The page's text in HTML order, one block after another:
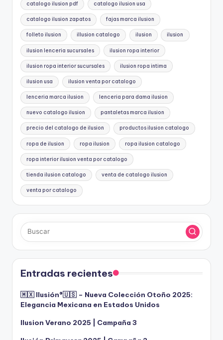
catalogo ilusion pdf catalogo ilusion usa
catalogo ilusion zapatos fajas marca ilusion
folleto ilusion illusion catalogo ilusion ilusion
ilusion lenceria sucursales ilusion ropa interior
ilusion ropa interior sucursales ilusion ropa intima
ilusion usa ilusion venta por catalogo
lenceria marca ilusion lenceria para dama ilusion
nuevo catalogo ilusion pantaletas marca ilusion
precio del catalogo de ilusion productos ilusion catalogo
ropa de ilusion ropa ilusion ropa ilusion catalogo
ropa interior ilusion venta por catalogo
tienda ilusion catalogo venta de catalogo ilusion
venta por catalogo
Entradas recientes
🇲🇽 Ilusión®️🇺🇸 – Nueva Colección Otoño 2025:
Elegancia Mexicana en Estados Unidos
Ilusion Verano 2025 | Campaña 3